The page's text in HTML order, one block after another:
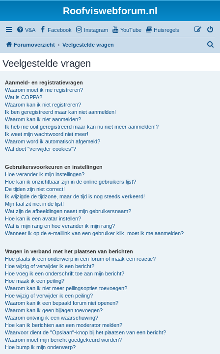
Roofviswebforum.nl
V&A Facebook Instagram YouTube Huisregels
Forumoverzicht Veelgestelde vragen
Veelgestelde vragen
Aanmeld- en registratievragen
Waarom moet ik me registreren?
Wat is COPPA?
Waarom kan ik niet registreren?
Ik ben geregistreerd maar kan niet aanmelden!
Waarom kan ik niet aanmelden?
Ik heb me ooit geregistreerd maar kan nu niet meer aanmelden!?
Ik weet mijn wachtwoord niet meer!
Waarom word ik automatisch afgemeld?
Wat doet "verwijder cookies"?
Gebruikersvoorkeuren en instellingen
Hoe verander ik mijn instellingen?
Hoe kan ik onzichtbaar zijn in de online gebruikers lijst?
De tijden zijn niet correct!
Ik wijzigde de tijdzone, maar de tijd is nog steeds verkeerd!
Mijn taal zit niet in de lijst!
Wat zijn de afbeeldingen naast mijn gebruikersnaam?
Hoe kan ik een avatar instellen?
Wat is mijn rang en hoe verander ik mijn rang?
Wanneer ik op de e-maillink van een gebruiker klik, moet ik me aanmelden?
Vragen in verband met het plaatsen van berichten
Hoe plaats ik een onderwerp in een forum of maak een reactie?
Hoe wijzig of verwijder ik een bericht?
Hoe voeg ik een onderschrift toe aan mijn bericht?
Hoe maak ik een peiling?
Waarom kan ik niet meer peilingsopties toevoegen?
Hoe wijzig of verwijder ik een peiling?
Waarom kan ik een bepaald forum niet openen?
Waarom kan ik geen bijlagen toevoegen?
Waarom ontving ik een waarschuwing?
Hoe kan ik berichten aan een moderator melden?
Waarvoor dient de "Opslaan"-knop bij het plaatsen van een bericht?
Waarom moet mijn bericht goedgekeurd worden?
Hoe bump ik mijn onderwerp?